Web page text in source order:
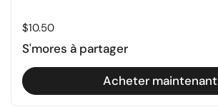
Prix régulier
$10.50
S'mores à partager
Acheter maintenant